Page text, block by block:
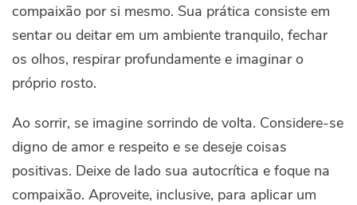
compaixão por si mesmo. Sua prática consiste em
sentar ou deitar em um ambiente tranquilo, fechar
os olhos, respirar profundamente e imaginar o
próprio rosto.
Ao sorrir, se imagine sorrindo de volta. Considere-se
digno de amor e respeito e se deseje coisas
positivas. Deixe de lado sua autocrítica e foque na
compaixão. Aproveite, inclusive, para aplicar um